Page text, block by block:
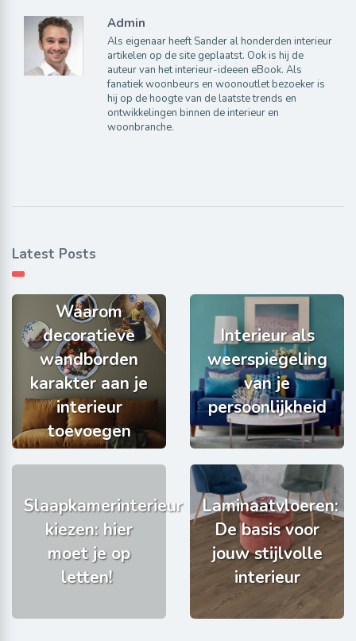
Admin
Als eigenaar heeft Sander al honderden interieur
artikelen op de site geplaatst. Ook is hij de
auteur van het interieur-ideeen eBook. Als
fanatiek woonbeurs en woonoutlet bezoeker is
hij op de hoogte van de laatste trends en
ontwikkelingen binnen de interieur en
woonbranche.
Latest Posts
Waarom
decoratieve
wandborden
karakter aan je
interieur
toevoegen
Interieur als
weerspiegeling
van je
persoonlijkheid
Slaapkamerinterieur
kiezen: hier
moet je op
letten!
Laminaatvloeren:
De basis voor
jouw stijlvolle
interieur